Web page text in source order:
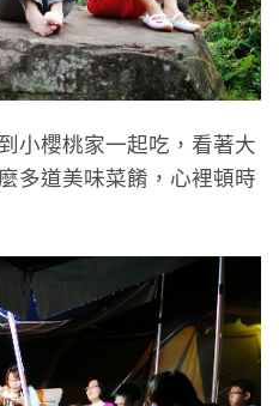
小櫻桃家一起吃，看著大
多道美味菜餚，心裡頓時